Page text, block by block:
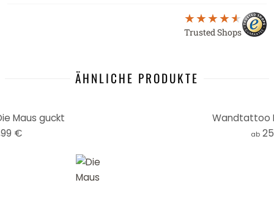
Trusted Shops
ÄHNLICHE PRODUKTE
Maus guckt
€
Wandtattoo
ab